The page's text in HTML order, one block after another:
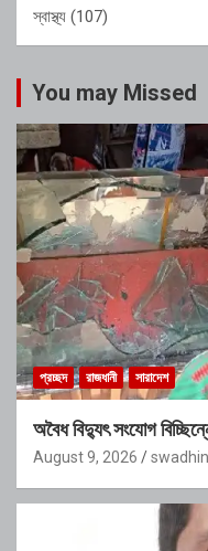
স্বাস্থ্য (107)
You may Missed
প্রচ্ছদ রাজধানী সারাদেশ
অবৈধ বিদ্যুৎ সংযোগ
August 9, 2026 swadhin